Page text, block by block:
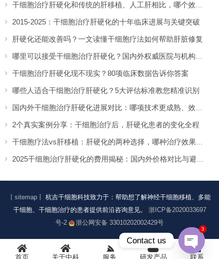
2015-2025：干细胞治疗肝硬化的十年临床进展与关键突破
肝硬化还能改善吗？一文读懂干细胞疗法如何帮助肝脏修复
干细胞治疗肝硬化现不现实？80项临床数据告诉你答案
哪些人适合干细胞治疗肝硬化？5大评估标准教您精准识别
2个真实案例分享：干细胞治疗后，肝硬化患者的变化全程
丨sitemap丨
杭吉干细胞科技致力于：帮助想了解神经干细胞移植、多能
干细胞、干细胞治疗的患者提供前沿咨询意见。 浙ICP备2020033697
号-2
浙公网安备 33010202002429号
首页 关于中科 服务 研发产品 联系
Contact us
Open
3